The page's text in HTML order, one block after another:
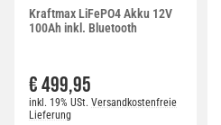
Kraftmax LiFePO4 Akku 12V
100Ah inkl. Bluetooth
€ 499,95
inkl. 19% USt. Versandkostenfreie
Lieferung